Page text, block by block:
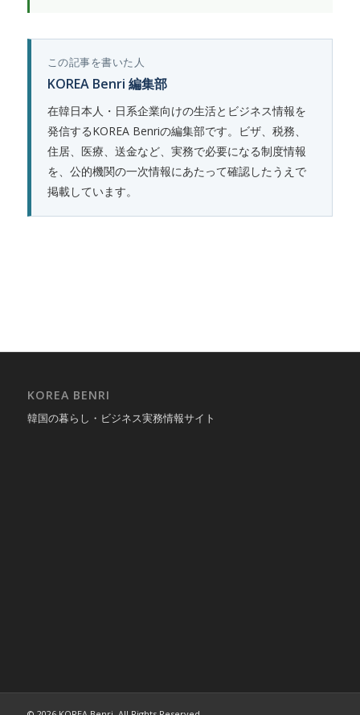
この記事を書いた人
KOREA Benri 編集部
在韓日本人・日系企業向けの生活とビジネス情報を
発信するKOREA Benriの編集部です。ビザ、税務、
住居、医療、送金など、実務で必要になる制度情報
を、公的機関の一次情報にあたって確認したうえで
掲載しています。
KOREA BENRI
韓国の暮らし・ビジネス実務情報サイト